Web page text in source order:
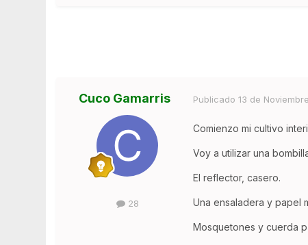
Cuco Gamarris
28
Publicado13 de
Comienzo mi cultivo
Voy a utilizar una
El reflector, casero.
Una ensaladera y papel
Mosquetones y cuerda